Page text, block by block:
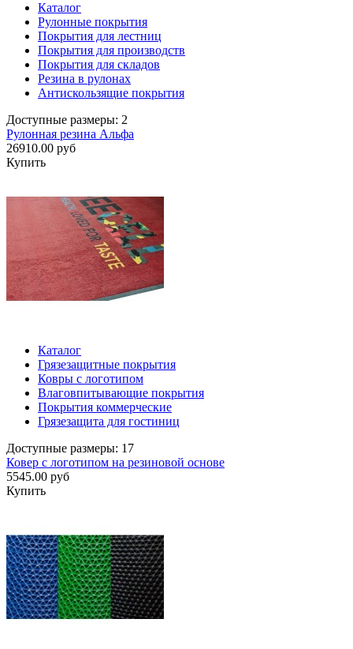
Каталог
Рулонные покрытия
Покрытия для лестниц
Покрытия для производств
Покрытия для складов
Резина в рулонах
Антискользящие покрытия
Доступные размеры: 2
Рулонная резина Альфа
26910.00 руб
Купить
Каталог
Грязезащитные покрытия
Ковры с логотипом
Влаговпитывающие покрытия
Покрытия коммерческие
Грязезащита для гостиниц
Доступные размеры: 17
Ковер с логотипом на резиновой основе
5545.00 руб
Купить